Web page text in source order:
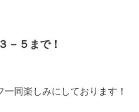
－５ まで！
同楽しみにしております！